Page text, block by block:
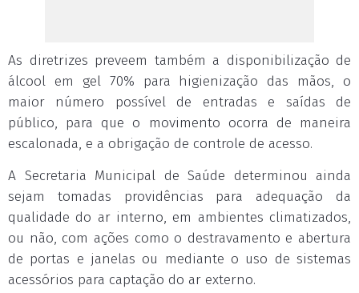
As diretrizes preveem também a disponibilização de
álcool em gel 70% para higienização das mãos, o
maior número possível de entradas e saídas de
público, para que o movimento ocorra de maneira
escalonada, e a obrigação de controle de acesso.
A Secretaria Municipal de Saúde determinou ainda
sejam tomadas providências para adequação da
qualidade do ar interno, em ambientes climatizados,
ou não, com ações como o destravamento e abertura
de portas e janelas ou mediante o uso de sistemas
acessórios para captação do ar externo.